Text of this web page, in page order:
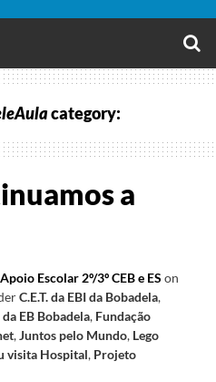
category:
a
Escolar 2º/3º CEB e ES on
C.E.T. da EBI da Bobadela,
EB Bobadela, Fundação
,Juntos pelo Mundo, Lego
visita Hospital, Projeto